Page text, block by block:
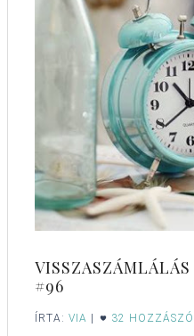
#96
ÍRTA: VIA 32